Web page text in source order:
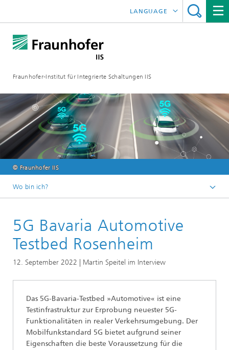
Fraunhofer-Institut für Integrierte Schaltungen IIS
LANGUAGE
中文
한국어
© Fraunhofer IIS
Wo bin ich?
Online-Magazin
Forschungsbereiche im Magazin
Mobilfunkanwendungen
5G Bavaria Automotive
Testbed Rosenheim
12. September 2022 | Martin Speitel im Interview
Das 5G-Bavaria-Testbed »Automotive« ist eine
Testinfrastruktur zur Erprobung neuester 5G-
Funktionalitäten in realer Verkehrsumgebung. Der
Mobilfunkstandard 5G bietet aufgrund seiner
Eigenschaften die beste Voraussetzung für die